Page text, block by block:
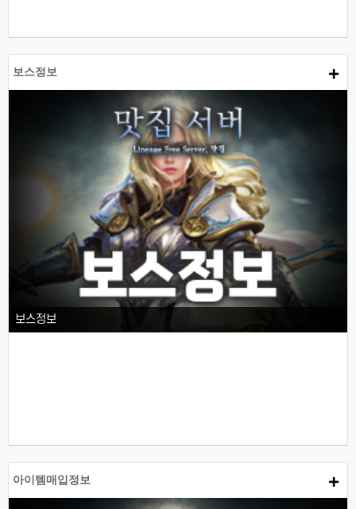
보스정보
보스정보
아이템매입정보